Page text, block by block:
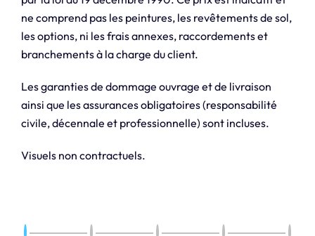
ne comprend pas les peintures, les revêtements de sol,
les options, ni les frais annexes, raccordements et
branchements à la charge du client.
Les garanties de dommage ouvrage et de livraison
ainsi que les assurances obligatoires (responsabilité
civile, décennale et professionnelle) sont incluses.
Visuels non contractuels.